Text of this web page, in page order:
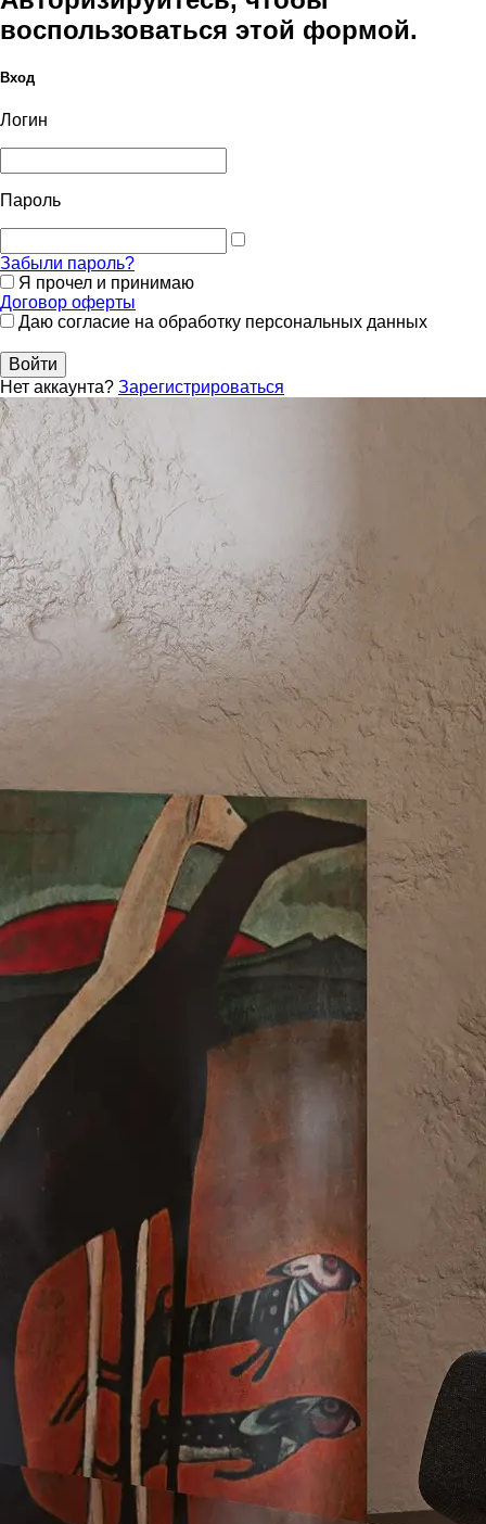
воспользоваться этой формой.
Вход
Логин
Пароль
Забыли пароль?
Я прочел и принимаю
Договор оферты
Даю согласие на обработку персональных данных
Войти
Нет аккаунта? Зарегистрироваться